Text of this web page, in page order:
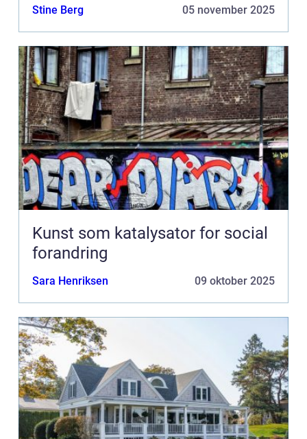
Stine Berg 05 november 2025
Kunst som katalysator for social
forandring
Sara Henriksen 09 oktober 2025